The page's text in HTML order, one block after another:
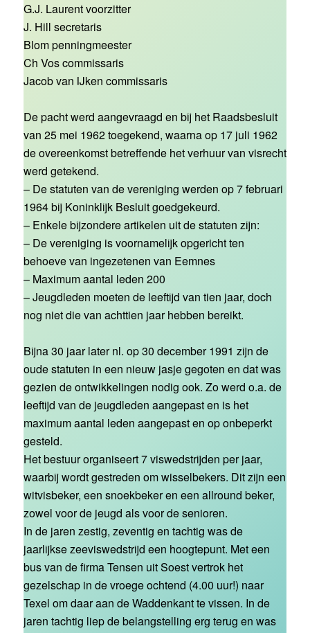
G.J. Laurent voorzitter
J. Hill secretaris
Blom penningmeester
Ch Vos commissaris
Jacob van IJken commissaris
De pacht werd aangevraagd en bij het Raadsbesluit
van 25 mei 1962 toegekend, waarna op 17 juli 1962
de overeenkomst betreffende het verhuur van visrecht
werd getekend.
– De statuten van de vereniging werden op 7 februari
1964 bij Koninklijk Besluit goedgekeurd.
– Enkele bijzondere artikelen uit de statuten zijn:
– De vereniging is voornamelijk opgericht ten
behoeve van ingezetenen van Eemnes
– Maximum aantal leden 200
– Jeugdleden moeten de leeftijd van tien jaar, doch
nog niet die van achttien jaar hebben bereikt.
Bijna 30 jaar later nl. op 30 december 1991 zijn de
oude statuten in een nieuw jasje gegoten en dat was
gezien de ontwikkelingen nodig ook. Zo werd o.a. de
leeftijd van de jeugdleden aangepast en is het
maximum aantal leden aangepast en op onbeperkt
gesteld.
Het bestuur organiseert 7 viswedstrijden per jaar,
waarbij wordt gestreden om wisselbekers. Dit zijn een
witvisbeker, een snoekbeker en een allround beker,
zowel voor de jeugd als voor de senioren.
In de jaren zestig, zeventig en tachtig was de
jaarlijkse zeeviswedstrijd een hoogtepunt. Met een
bus van de firma Tensen uit Soest vertrok het
gezelschap in de vroege ochtend (4.00 uur!) naar
Texel om daar aan de Waddenkant te vissen. In de
jaren tachtig liep de belangstelling erg terug en was